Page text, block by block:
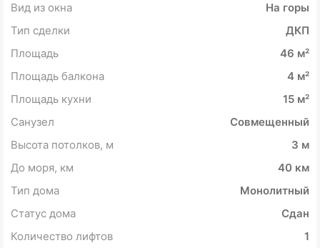
Вид из окна
На горы
Тип сделки
ДКП
Площадь
46 м²
Площадь балкона
4 м²
Площадь кухни
15 м²
Санузел
Совмещенный
Высота потолков, м
3 м
До моря, км
40 км
Тип дома
Монолитный
Статус дома
Сдан
Количество лифтов
1